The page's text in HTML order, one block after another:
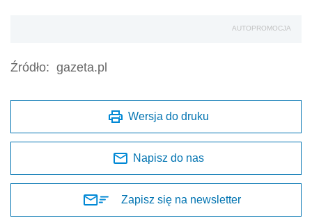
AUTOPROMOCJA
Źródło: gazeta.pl
Wersja do druku
Napisz do nas
Zapisz się na newsletter